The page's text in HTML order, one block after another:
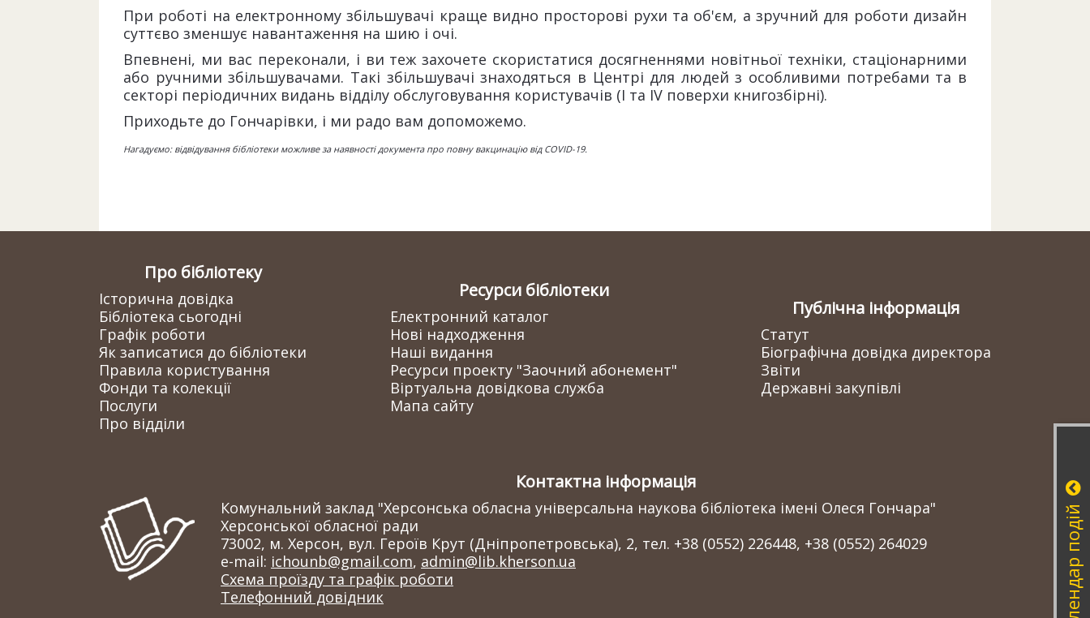
При роботі на електронному збільшувачі краще видно просторові рухи та об'єм, а зручний для роботи дизайн
суттєво зменшує навантаження на шию і очі.
Впевнені, ми вас переконали, і ви теж захочете скористатися досягненнями новітньої техніки, стаціонарними
або ручними збільшувачами. Такі збільшувачі знаходяться в Центрі для людей з особливими потребами та в
секторі періодичних видань відділу обслуговування користувачів (І та ІV поверхи книгозбірні).
Приходьте до Гончарівки, і ми радо вам допоможемо.
Нагадуємо: відвідування бібліотеки можливе за наявності документа про повну вакцинацію від COVID-19.
Про бібліотеку
Історична довідка
Бібліотека сьогодні
Графік роботи
Як записатися до бібліотеки
Правила користування
Фонди та колекції
Послуги
Про відділи
Ресурси бібліотеки
Електронний каталог
Нові надходження
Наші видання
Ресурси проекту "Заочний абонемент"
Віртуальна довідкова служба
Мапа сайту
Публічна інформація
Статут
Біографічна довідка директора
Звіти
Державні закупівлі
Контактна інформація
Комунальний заклад "Херсонська обласна універсальна наукова бібліотека імені Олеся Гончара"
Херсонської обласної ради
73002, м. Херсон, вул. Героїв Крут (Дніпропетровська), 2, тел. +38 (0552) 226448, +38 (0552) 264029
e-mail: ichounb@gmail.com, admin@lib.kherson.ua
Схема проїзду та графік роботи
Телефонний довідник
Календар подій